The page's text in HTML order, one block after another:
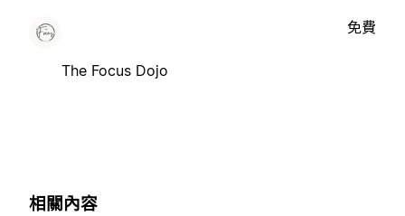
The Focus Dojo
免費
相關內容